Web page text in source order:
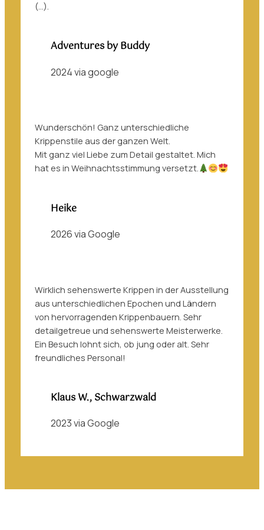
(…).
Adventures by Buddy
2024 via google
Wunderschön! Ganz unterschiedliche
Krippenstile aus der ganzen Welt.
Mit ganz viel Liebe zum Detail gestaltet. Mich
hat es in Weihnachtsstimmung versetzt.
Heike
2026 via Google
Wirklich sehenswerte Krippen in der Ausstellung
aus unterschiedlichen Epochen und Ländern
von hervorragenden Krippenbauern. Sehr
detailgetreue und sehenswerte Meisterwerke.
Ein Besuch lohnt sich, ob jung oder alt. Sehr
freundliches Personal!
Klaus W., Schwarzwald
2023 via Google